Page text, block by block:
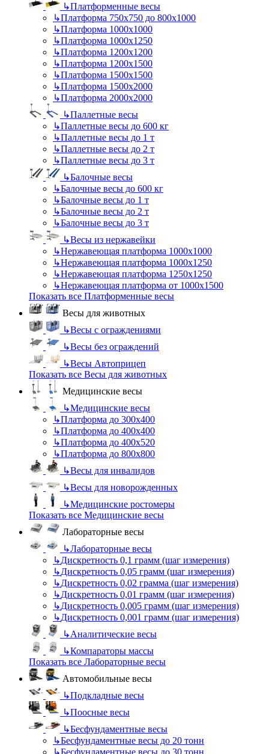
↳Платформенные весы
↳Платформа 750х750 до 800х1000
↳Платформа 1000х1000
↳Платформа 1000х1250
↳Платформа 1200х1200
↳Платформа 1200х1500
↳Платформа 1500х1500
↳Платформа 1500х2000
↳Платформа 2000х2000
↳Паллетные весы
↳Паллетные весы до 600 кг
↳Паллетные весы до 1 т
↳Паллетные весы до 2 т
↳Паллетные весы до 3 т
↳Балочные весы
↳Балочные весы до 600 кг
↳Балочные весы до 1 т
↳Балочные весы до 2 т
↳Балочные весы до 3 т
↳Весы из нержавейки
↳Нержавеющая платформа 1000х1000
↳Нержавеющая платформа 1000х1250
↳Нержавеющая платформа 1250х1250
↳Нержавеющая платформа от 1000х1500
Показать все Платформенные весы
Весы для животных
↳Весы с ограждениями
↳Весы без ограждений
↳Весы Автоприцеп
Показать все Весы для животных
Медицинские весы
↳Медицинские весы
↳Платформа до 300х400
↳Платформа до 400х400
↳Платформа до 400х520
↳Платформа до 800х800
↳Весы для инвалидов
↳Весы для новорожденных
↳Медицинские ростомеры
Показать все Медицинские весы
Лабораторные весы
↳Лабораторные весы
↳Дискретность 0,1 грамм (шаг измерения)
↳Дискретность 0,05 грамм (шаг измерения)
↳Дискретность 0,02 грамма (шаг измерения)
↳Дискретность 0,01 грамм (шаг измерения)
↳Дискретность 0,005 грамм (шаг измерения)
↳Дискретность 0,001 грамм (шаг измерения)
↳Аналитические весы
↳Компараторы массы
Показать все Лабораторные весы
Автомобильные весы
↳Подкладные весы
↳Поосные весы
↳Бесфундаментные весы
↳Бесфундаментные весы до 20 тонн
↳Бесфундаментные весы до 30 тонн